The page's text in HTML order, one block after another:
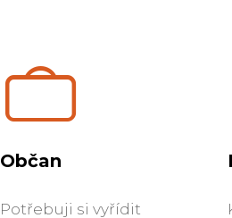
Občan
Potřebuji si vyřídit